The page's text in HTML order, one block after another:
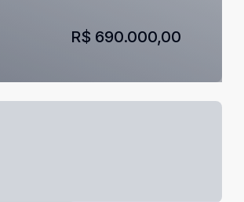
R$ 690.000,00